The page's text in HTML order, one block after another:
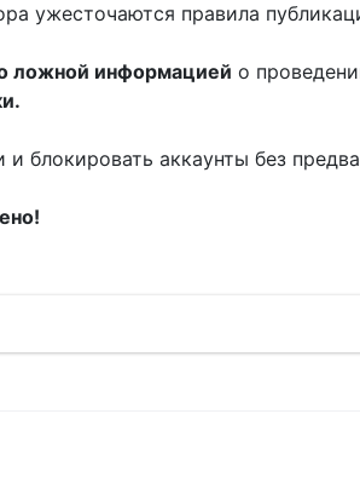
ужесточаются правила
ложной информацией о
блокировать аккаунты без